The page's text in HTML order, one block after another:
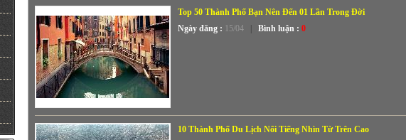
Top 50 Thành Phố Bạn Nên Đến 01 Lần Trong Đời
Ngày đăng : 15/04| Bình luận : 0
10 Thành Phố Du Lịch Nổi Tiếng Nhìn Từ Trên Cao